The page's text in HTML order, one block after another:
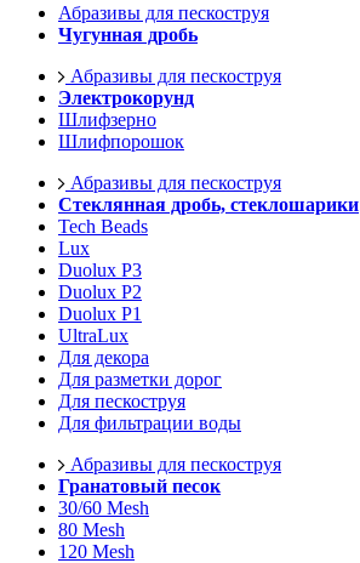
Абразивы для пескоструя
Чугунная дробь
Абразивы для пескоструя
Электрокорунд
Шлифзерно
Шлифпорошок
Абразивы для пескоструя
Стеклянная дробь, стеклошарики
Tech Beads
Lux
Duolux P3
Duolux P2
Duolux P1
UltraLux
Для декора
Для разметки дорог
Для пескоструя
Для фильтрации воды
Абразивы для пескоструя
Гранатовый песок
30/60 Mesh
80 Mesh
120 Mesh